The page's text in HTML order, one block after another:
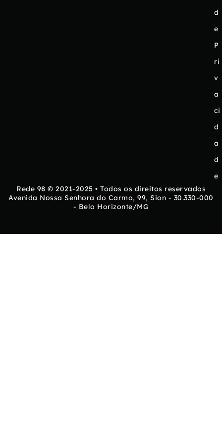
d
e
P
ri
v
a
ci
d
a
d
e
Rede 98 © 2021-2025 • Todos os direitos reservados
Avenida Nossa Senhora do Carmo, 99, Sion - 30.330-000
- Belo Horizonte/MG